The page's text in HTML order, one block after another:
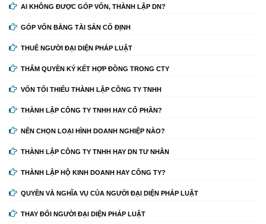
AI KHÔNG ĐƯỢC GÓP VỐN, THÀNH LẬP DN?
GÓP VỐN BẰNG TÀI SẢN CỐ ĐỊNH
THUÊ NGƯỜI ĐẠI DIỆN PHÁP LUẬT
THẨM QUYỀN KÝ KẾT HỢP ĐỒNG TRONG CTY
VỐN TỐI THIỂU THÀNH LẬP CÔNG TY TNHH
THÀNH LẬP CÔNG TY TNHH HAY CỔ PHẦN?
NÊN CHỌN LOẠI HÌNH DOANH NGHIỆP NÀO?
THÀNH LẬP CÔNG TY TNHH HAY DN TƯ NHÂN
THÀNH LẬP HỘ KINH DOANH HAY CÔNG TY?
QUYỀN VÀ NGHĨA VỤ CỦA NGƯỜI ĐẠI DIỆN PHÁP LUẬT
THAY ĐỔI NGƯỜI ĐẠI DIỆN PHÁP LUẬT